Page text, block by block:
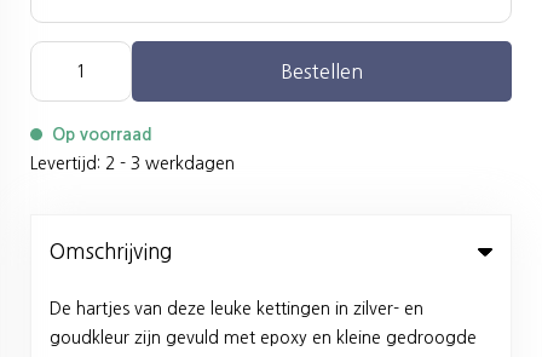
Bestellen
Op voorraad
Levertijd: 2 - 3 werkdagen
Omschrijving
De hartjes van deze leuke kettingen in zilver- en
goudkleur zijn gevuld met epoxy en kleine gedroogde